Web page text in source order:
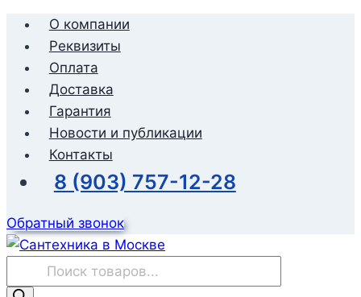
Перейти
содержимому
О компании
Реквизиты
Оплата
Доставка
Гарантия
Новости и публикации
Контакты
8 (903) 757-12-28
Обратный звонок
товаров